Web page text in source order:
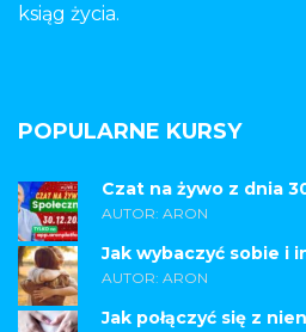
ksiąg życia.
POPULARNE KURSY
Czat na żywo z dnia
AUTOR: ARON
Jak wybaczyć sobie i
AUTOR: ARON
Jak połączyć się z